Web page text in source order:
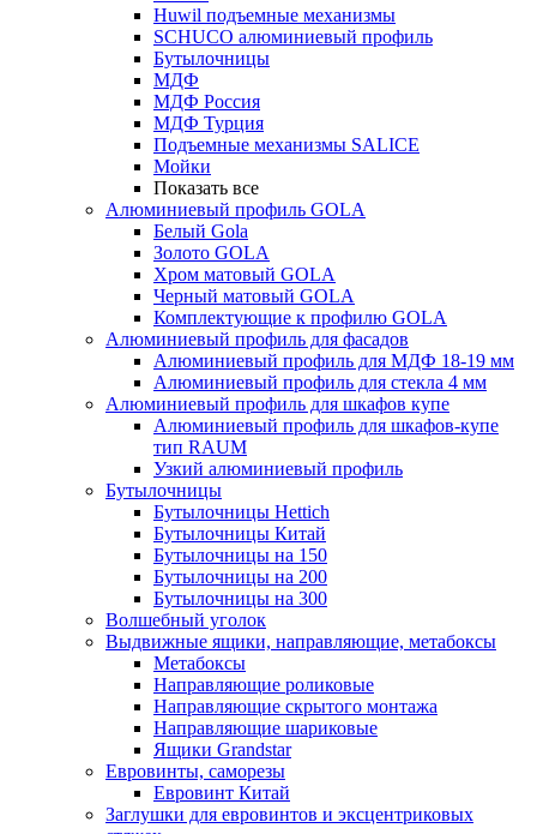
Huwil подъемные механизмы
SCHUCO алюминиевый профиль
Бутылочницы
МДФ
МДФ Россия
МДФ Турция
Подъемные механизмы SALICE
Мойки
Показать все
Алюминиевый профиль GOLA
Белый Gola
Золото GOLA
Хром матовый GOLA
Черный матовый GOLA
Комплектующие к профилю GOLA
Алюминиевый профиль для фасадов
Алюминиевый профиль для МДФ 18-19 мм
Алюминиевый профиль для стекла 4 мм
Алюминиевый профиль для шкафов купе
Алюминиевый профиль для шкафов-купе
тип RAUM
Узкий алюминиевый профиль
Бутылочницы
Бутылочницы Hettich
Бутылочницы Китай
Бутылочницы на 150
Бутылочницы на 200
Бутылочницы на 300
Волшебный уголок
Выдвижные ящики, направляющие, метабоксы
Метабоксы
Направляющие роликовые
Направляющие скрытого монтажа
Направляющие шариковые
Ящики Grandstar
Евровинты, саморезы
Евровинт Китай
Заглушки для евровинтов и эксцентриковых